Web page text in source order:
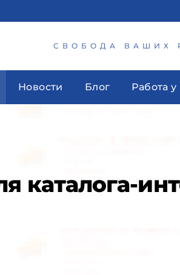
СВОБОДА ВАШИХ
Новости Блог Работа у
каталога-